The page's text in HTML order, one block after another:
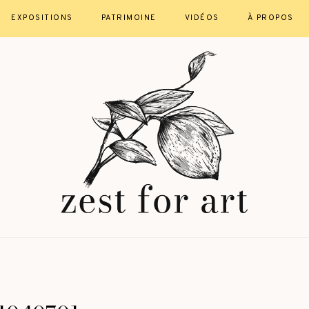
EXPOSITIONS PATRIMOINE VIDÉOS À PROPOS